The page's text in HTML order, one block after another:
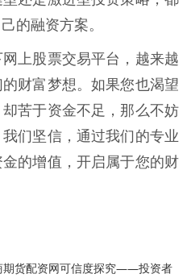
的融资方案。
上股票交易平台，越来越
财富梦想。如果您也渴望
苦于资金不足，那么不妨
们坚信，通过我们的专业
的增值，开启属于您的财
期货配资网可信度探究——投资者